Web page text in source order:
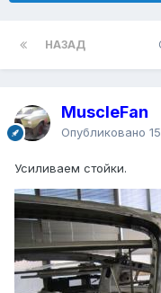
НАЗАД
MuscleFan
Опубликовано
Усиливаем стойки.